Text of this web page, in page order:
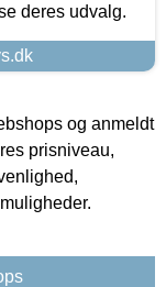
deres udvalg.
og anmeldt
prisniveau,